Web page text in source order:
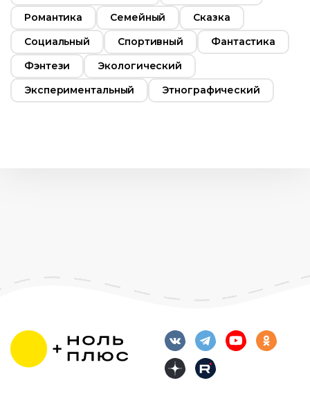
Романтика
Семейный
Сказка
Социальный
Спортивный
Фантастика
Фэнтези
Экологический
Экспериментальный
Этнографический